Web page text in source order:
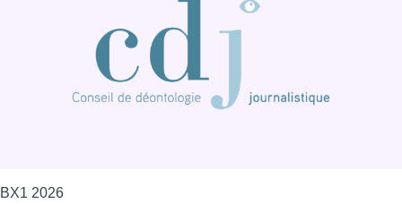
BX1 2026